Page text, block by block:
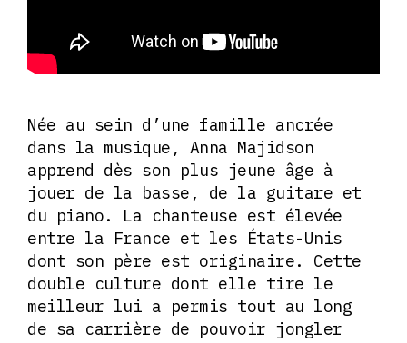
Née au sein d’une famille ancrée
dans la musique, Anna Majidson
apprend dès son plus jeune âge à
jouer de la basse, de la guitare et
du piano. La chanteuse est élevée
entre la France et les États-Unis
dont son père est originaire. Cette
double culture dont elle tire le
meilleur lui a permis tout au long
de sa carrière de pouvoir jongler